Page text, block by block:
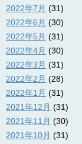
2022年7月 (31)
2022年6月 (30)
2022年5月 (31)
2022年4月 (30)
2022年3月 (31)
2022年2月 (28)
2022年1月 (31)
2021年12月 (31)
2021年11月 (30)
2021年10月 (31)